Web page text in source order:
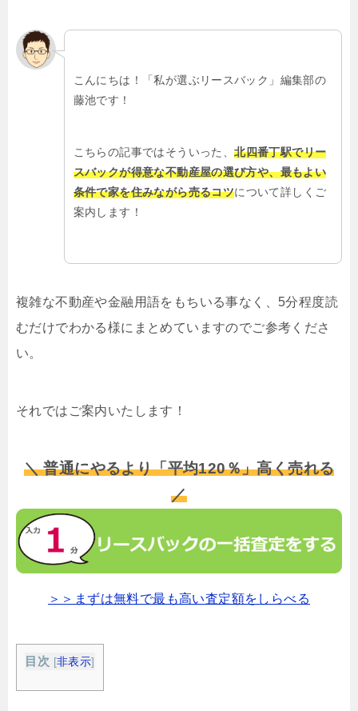
こんにちは！「私が選ぶリースバック」編集部の
藤池です！
こちらの記事ではそういった、北四番丁駅でリー
スバックが得意な不動産屋の選び方や、最もよい
条件で家を住みながら売るコツについて詳しくご
案内します！
複雑な不動産や金融用語をもちいる事なく、5分程度読
むだけでわかる様にまとめていますのでご参考くださ
い。
それではご案内いたします！
＼ 普通にやるより「平均120％」高く売れる
／
＞＞まずは無料で最も高い査定額をしらべる
目次 [非表示]